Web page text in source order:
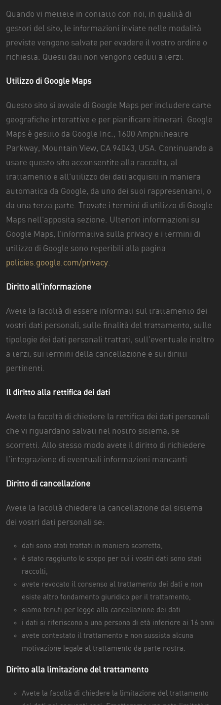
Quando vi mettete in contatto con noi, in qualità di
gestori del sito, le informazioni inviate nelle modalità
previste vengono salvate per evadere il vostro ordine o
richiesta. Questi dati non vengono ceduti a terzi.
Utilizzo di Google Maps
Questo sito si avvale di Google Maps per includere carte
geografiche interattive e per pianificare itinerari. Google
Maps è gestito da Google Inc., 1600 Amphitheatre
Parkway, Mountain View, CA 94043, USA. Continuando a
usare questo sito acconsentite alla raccolta, al
trattamento e all’utilizzo dei dati acquisiti in maniera
automatica da Google, da uno dei suoi rappresentanti, o
da una terza parte. Trovate i termini di utilizzo di Google
Maps nell’apposita sezione. Ulteriori informazioni su
Google Maps, l’informativa sulla privacy e i termini di
utilizzo di Google sono reperibili alla pagina
policies.google.com/privacy.
Diritto all’informazione
Avete la facoltà di essere informati sul trattamento dei
vostri dati personali, sulle finalità del trattamento, sulle
tipologie dei dati personali trattati, sull’eventuale inoltro
a terzi, sui termini della cancellazione e sui diritti
pertinenti.
Il diritto alla rettifica dei dati
Avete la facoltà di chiedere la rettifica dei dati personali
che vi riguardano salvati nel nostro sistema, se
scorretti. Allo stesso modo avete il diritto di richiedere
l’integrazione di eventuali informazioni mancanti.
Diritto di cancellazione
Avete la facoltà chiedere la cancellazione dal sistema
dei vostri dati personali se:
dati sono stati trattati in maniera scorretta,
è stato raggiunto lo scopo per cui i vostri dati sono stati
raccolti,
avete revocato il consenso al trattamento dei dati e non
esiste altro fondamento giuridico per il trattamento,
siamo tenuti per legge alla cancellazione dei dati
i dati si riferiscono a una persona di età inferiore ai 16 anni
avete contestato il trattamento e non sussista alcuna
motivazione legale al trattamento da parte nostra.
Diritto alla limitazione del trattamento
Avete la facoltà di chiedere la limitazione del trattamento